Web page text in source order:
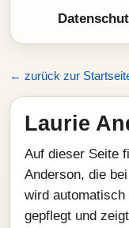
← zurück zur
Laurie
Auf dieser Seite
Anderson, die
wird
gepflegt und